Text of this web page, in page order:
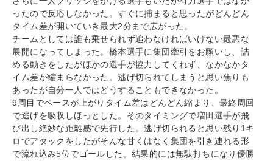
ったので反応しなかった。すぐに捕まると思ったがどんどん
タイム差が開いていき最大2分まで広がった。
チームとしては誰も乗せられず追わなければいけない最悪な
展開になってしまった。橋本選手に集団牽引をお願いし、詰
める動きをしたがほかの選手が協力してくれず、なかなかタ
イム差が縮まらなかった。逃げ切られてしまうと思い焦りも
あったが自分一人ではどうすることもできなかった。
9周目でペースが上がりタイム差はどんどん縮まり、最終周回
で逃げを吸収しほっとした。そのタイミングで増田選手が飛
び出し絶妙な距離感で先行した。逃げ切られると思い残り1キ
ロでアタックをしたがそんな甘くはなく集団を引き連れる形
で流れ込み5位でゴールした。結果的には無駄打ちになり優勝